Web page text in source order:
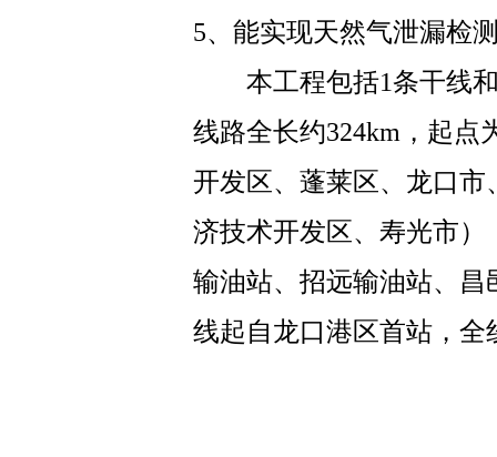
5、能实现天然气泄漏检
本工程包括1条干线和
线路全长约324km，起点
开发区、蓬莱区、龙口
济技术开发区、寿光市
输油站、招远输油站、
线起自龙口港区首站，